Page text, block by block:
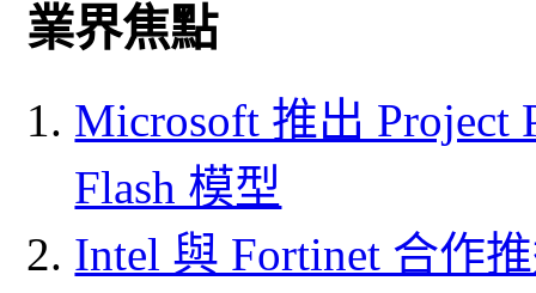
業界焦點
Microsoft 推出 Project
Flash 模型
Intel 與 Fortinet 合作